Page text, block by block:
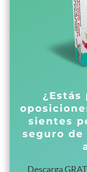
¿Estás
sientes
seguro
Descarga